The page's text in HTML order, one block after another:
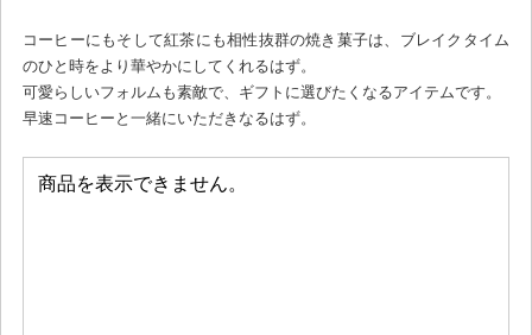
コーヒーにもそして紅茶にも相性抜群の焼き菓子は、ブレイクタイム
のひと時をより華やかにしてくれるはず。
可愛らしいフォルムも素敵で、ギフトに選びたくなるアイテムです。
早速コーヒーと一緒にいただきなるはず。